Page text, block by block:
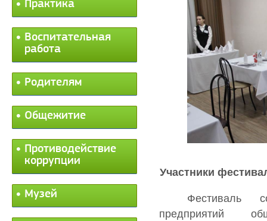
Практика
Воспитательная
работа
Родителям
Общежитие
Противодействие
коррупции
Музей
Участники
Фестиваль
предприятий